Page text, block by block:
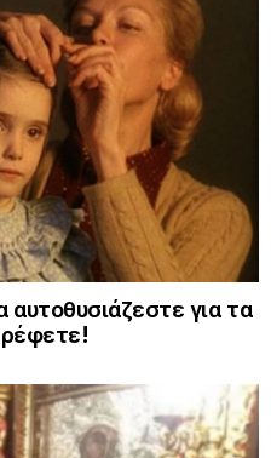
για τα